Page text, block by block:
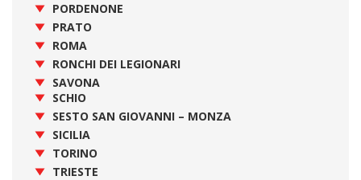
PORDENONE
PRATO
ROMA
RONCHI DEI LEGIONARI
SAVONA
SCHIO
SESTO SAN GIOVANNI – MONZA
SICILIA
TORINO
TRIESTE